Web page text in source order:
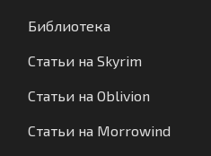
Библиотека
Статьи на Skyrim
Статьи на Oblivion
Статьи на Morrowind